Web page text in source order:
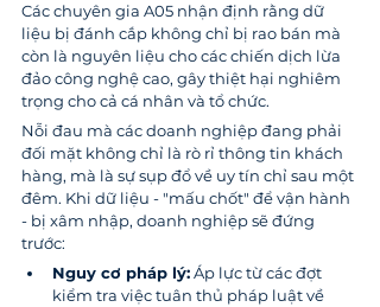
Các chuyên gia A05 nhận định rằng dữ
liệu bị đánh cắp không chỉ bị rao bán mà
còn là nguyên liệu cho các chiến dịch lừa
đảo công nghệ cao, gây thiệt hại nghiêm
trọng cho cả cá nhân và tổ chức.
Nỗi đau mà các doanh nghiệp đang phải
đối mặt không chỉ là rò rỉ thông tin khách
hàng, mà là sự sụp đổ về uy tín chỉ sau một
đêm. Khi dữ liệu - "mấu chốt" để vận hành
- bị xâm nhập, doanh nghiệp sẽ đứng
trước:
Nguy cơ pháp lý: Áp lực từ các đợt
kiểm tra việc tuân thủ pháp luật về